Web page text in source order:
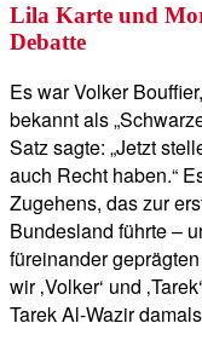
Lila Karte und
Debatte
Es war Volker
bekannt als
Satz sagte: „Jetzt
auch Recht haben.“
Zugehens, das zur
Bundesland führte –
füreinander
wir ‚Volker‘ und
Tarek Al-Wazir